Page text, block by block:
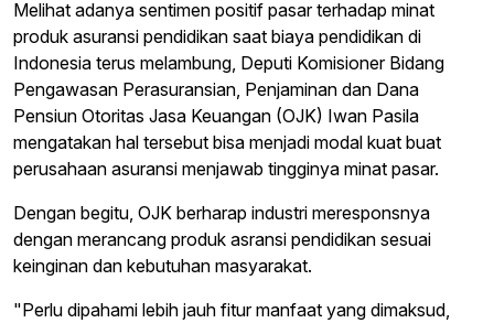
Melihat adanya sentimen positif pasar terhadap minat
produk asuransi pendidikan saat biaya pendidikan di
Indonesia terus melambung, Deputi Komisioner Bidang
Pengawasan Perasuransian, Penjaminan dan Dana
Pensiun Otoritas Jasa Keuangan (OJK) Iwan Pasila
mengatakan hal tersebut bisa menjadi modal kuat buat
perusahaan asuransi menjawab tingginya minat pasar.
Dengan begitu, OJK berharap industri meresponsnya
dengan merancang produk asransi pendidikan sesuai
keinginan dan kebutuhan masyarakat.
"Perlu dipahami lebih jauh fitur manfaat yang dimaksud,